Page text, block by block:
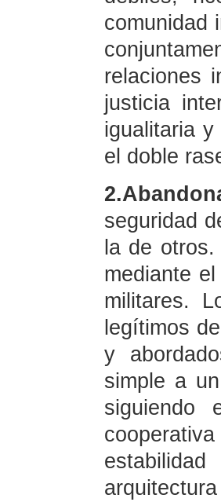
comunidad
relaciones
justicia
igualitaria
el doble
seguridad
la de
mediante
militares.
legítimos
y
simple a
siguiendo